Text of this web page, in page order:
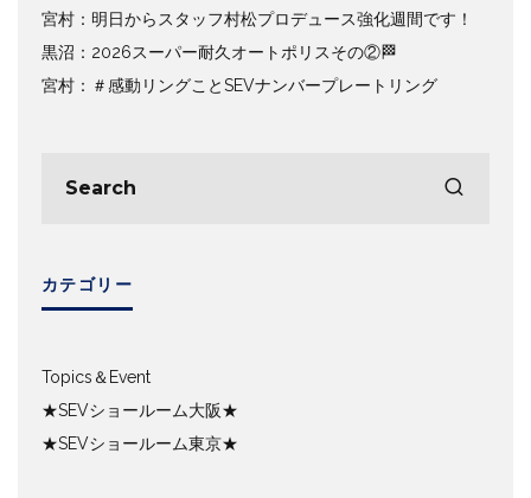
宮村：明日からスタッフ村松プロデュース強化週間です！
黒沼：2026スーパー耐久オートポリスその②🏁
宮村：＃感動リングことSEVナンバープレートリング
カテゴリー
Topics＆Event
★SEVショールーム大阪★
★SEVショールーム東京★